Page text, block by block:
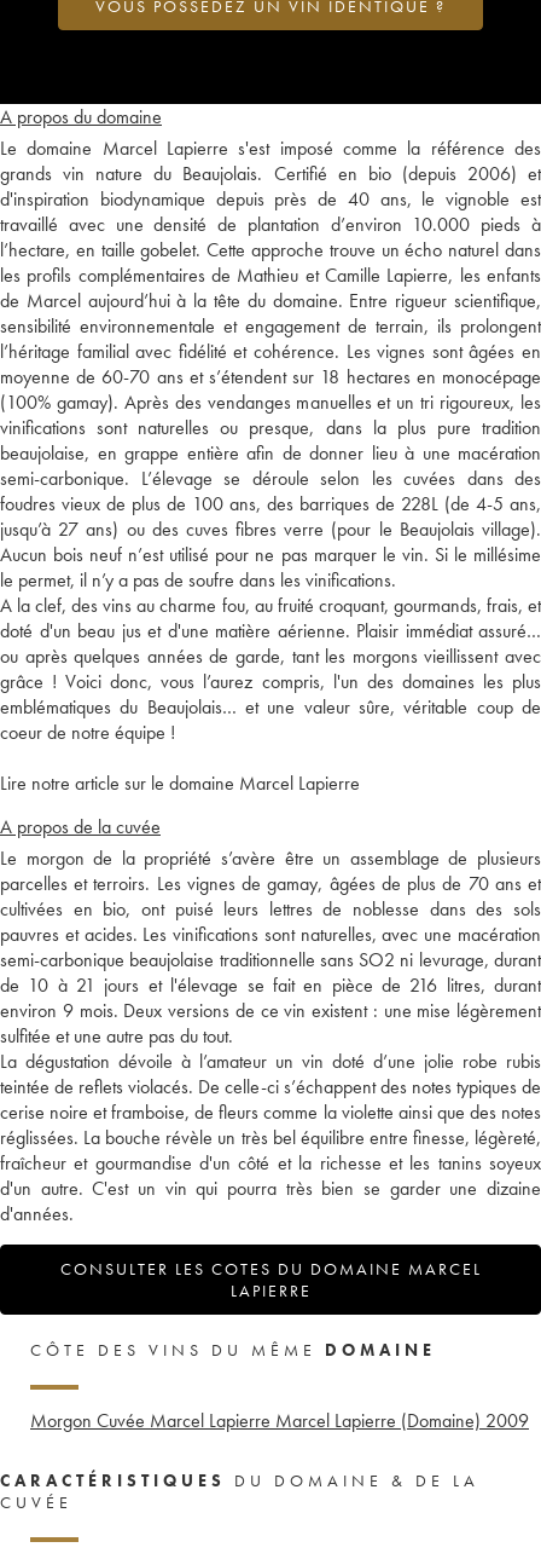
A propos du domaine
Le domaine Marcel Lapierre s'est imposé comme la référence des
grands vin nature du Beaujolais. Certifié en bio (depuis 2006) et
d'inspiration biodynamique depuis près de 40 ans, le vignoble est
travaillé avec une densité de plantation d’environ 10.000 pieds à
l’hectare, en taille gobelet. Cette approche trouve un écho naturel dans
les profils complémentaires de Mathieu et Camille Lapierre, les enfants
de Marcel aujourd’hui à la tête du domaine. Entre rigueur scientifique,
sensibilité environnementale et engagement de terrain, ils prolongent
l’héritage familial avec fidélité et cohérence. Les vignes sont âgées en
moyenne de 60-70 ans et s’étendent sur 18 hectares en monocépage
(100% gamay). Après des vendanges manuelles et un tri rigoureux, les
vinifications sont naturelles ou presque, dans la plus pure tradition
beaujolaise, en grappe entière afin de donner lieu à une macération
semi-carbonique. L’élevage se déroule selon les cuvées dans des
foudres vieux de plus de 100 ans, des barriques de 228L (de 4-5 ans,
jusqu’à 27 ans) ou des cuves fibres verre (pour le Beaujolais village).
Aucun bois neuf n’est utilisé pour ne pas marquer le vin. Si le millésime
le permet, il n’y a pas de soufre dans les vinifications.
A la clef, des vins au charme fou, au fruité croquant, gourmands, frais, et
doté d'un beau jus et d'une matière aérienne. Plaisir immédiat assuré…
ou après quelques années de garde, tant les morgons vieillissent avec
grâce ! Voici donc, vous l’aurez compris, l'un des domaines les plus
emblématiques du Beaujolais… et une valeur sûre, véritable coup de
coeur de notre équipe !
Lire notre article sur le domaine Marcel Lapierre
A propos de la cuvée
Le morgon de la propriété s’avère être un assemblage de plusieurs
parcelles et terroirs. Les vignes de gamay, âgées de plus de 70 ans et
cultivées en bio, ont puisé leurs lettres de noblesse dans des sols
pauvres et acides. Les vinifications sont naturelles, avec une macération
semi-carbonique beaujolaise traditionnelle sans SO2 ni levurage, durant
de 10 à 21 jours et l'élevage se fait en pièce de 216 litres, durant
environ 9 mois. Deux versions de ce vin existent : une mise légèrement
sulfitée et une autre pas du tout.
La dégustation dévoile à l’amateur un vin doté d’une jolie robe rubis
teintée de reflets violacés. De celle-ci s’échappent des notes typiques de
cerise noire et framboise, de fleurs comme la violette ainsi que des notes
réglissées. La bouche révèle un très bel équilibre entre finesse, légèreté,
fraîcheur et gourmandise d'un côté et la richesse et les tanins soyeux
d'un autre. C'est un vin qui pourra très bien se garder une dizaine
d'années.
CONSULTER LES COTES DU DOMAINE MARCEL
LAPIERRE
VOUS POSSÉDEZ UN VIN IDENTIQUE ?
CÔTE DES VINS DU MÊME DOMAINE
Morgon Cuvée Marcel Lapierre Marcel Lapierre (Domaine) 2009
CARACTÉRISTIQUES
DU DOMAINE & DE LA
CUVÉE